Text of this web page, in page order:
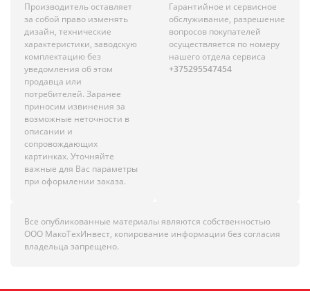
Производитель оставляет
за собой право изменять
дизайн, технические
характеристики, заводскую
комплектацию без
уведомления об этом
продавца или
потребителей. Заранее
приносим извинения за
возможные неточности в
описании и
сопровождающих
картинках. Уточняйте
важные для Вас параметры
при оформлении заказа.
Гарантийное и сервисное
обслуживание, разрешение
вопросов покупателей
осуществляется по номеру
нашего отдела сервиса
+375295547454
Все опубликованные материалы являются собственностью
ООО МакоТехИнвест, копирование информации без согласия
владельца запрещено.